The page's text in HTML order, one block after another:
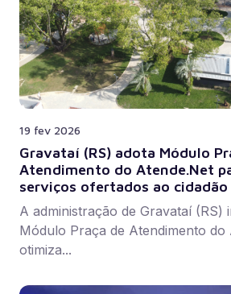
19 fev 2026
Gravataí (RS) adota Módulo
Atendimento do Atende.Net
serviços ofertados ao cidadão
A administração de Gravataí (RS)
Módulo Praça de Atendimento do
otimiza...